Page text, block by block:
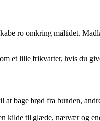
ro omkring måltidet.
et lille frikvarter, hvis du
bage brød fra bunden,
kilde til glæde, nærvær og